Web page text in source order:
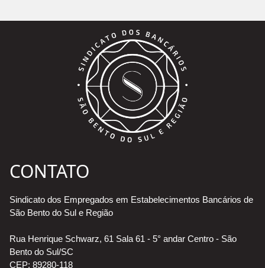
CONTATO
Sindicato dos Empregados em Estabelecimentos Bancários de
São Bento do Sul e Região
Rua Henrique Schwarz, 61 Sala 61 - 5° andar Centro - São
Bento do Sul/SC
CEP: 89280-118